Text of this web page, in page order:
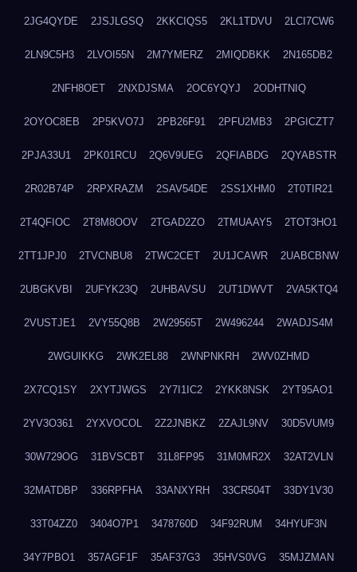
2JG4QYDE 2JSJLGSQ 2KKCIQS5 2KL1TDVU 2LCI7CW6
2LN9C5H3 2LVOI55N 2M7YMERZ 2MIQDBKK 2N165DB2
2NFH8OET 2NXDJSMA 2OC6YQYJ 2ODHTNIQ
2OYOC8EB 2P5KVO7J 2PB26F91 2PFU2MB3 2PGICZT7
2PJA33U1 2PK01RCU 2Q6V9UEG 2QFIABDG 2QYABSTR
2R02B74P 2RPXRAZM 2SAV54DE 2SS1XHM0 2T0TIR21
2T4QFIOC 2T8M8OOV 2TGAD2ZO 2TMUAAY5 2TOT3HO1
2TT1JPJ0 2TVCNBU8 2TWC2CET 2U1JCAWR 2UABCBNW
2UBGKVBI 2UFYK23Q 2UHBAVSU 2UT1DWVT 2VA5KTQ4
2VUSTJE1 2VY55Q8B 2W29565T 2W496244 2WADJS4M
2WGUIKKG 2WK2EL88 2WNPNKRH 2WV0ZHMD
2X7CQ1SY 2XYTJWGS 2Y7I1IC2 2YKK8NSK 2YT95AO1
2YV3O361 2YXVOCOL 2Z2JNBKZ 2ZAJL9NV 30D5VUM9
30W729OG 31BVSCBT 31L8FP95 31M0MR2X 32AT2VLN
32MATDBP 336RPFHA 33ANXYRH 33CR504T 33DY1V30
33T04ZZ0 3404O7P1 3478760D 34F92RUM 34HYUF3N
34Y7PBO1 357AGF1F 35AF37G3 35HVS0VG 35MJZMAN